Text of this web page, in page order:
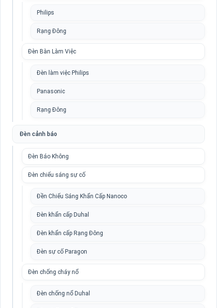
Philips
Rạng Đông
Đèn Bàn Làm Việc
Đèn làm việc Philips
Panasonic
Rạng Đông
Đèn cảnh báo
Đèn Báo Không
Đèn chiếu sáng sự cố
Đền Chiếu Sáng Khẩn Cấp Nanoco
Đèn khẩn cấp Duhal
Đèn khẩn cấp Rạng Đông
Đèn sự cố Paragon
Đèn chống cháy nổ
Đèn chống nổ Duhal